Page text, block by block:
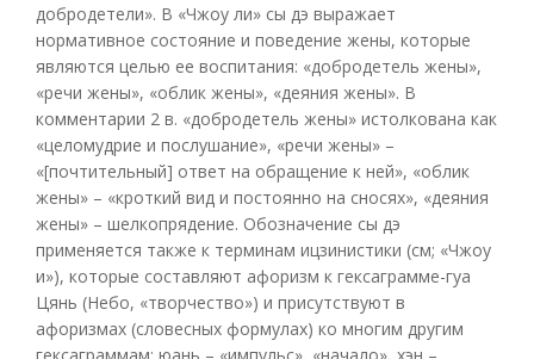
добродетели». В «Чжоу ли» сы дэ выражает
нормативное состояние и поведение жены, которые
являются целью ее воспитания: «добродетель жены»,
«речи жены», «облик жены», «деяния жены». В
комментарии 2 в. «добродетель жены» истолкована как
«целомудрие и послушание», «речи жены» –
«[почтительный] ответ на обращение к ней», «облик
жены» – «кроткий вид и постоянно на сносях», «деяния
жены» – шелкопрядение. Обозначение сы дэ
применяется также к терминам ицзинистики (см; «Чжоу
и»), которые составляют афоризм к гексаграмме-гуа
Цянь (Небо, «творчество») и присутствуют в
афоризмах (словесных формулах) ко многим другим
гексаграммам: юань – «импульс», «начало», хэн –